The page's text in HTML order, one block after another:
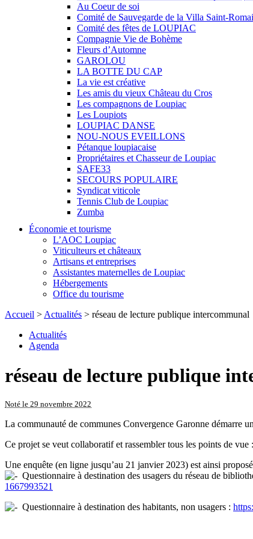
Au Coeur de soi
Comité de Sauvegarde de la Villa Saint-
Comité des fêtes de LOUPIAC
Compagnie Vie de Bohème
Fleurs d’Automne
GAROLOU
LA BOTTE DU CAP
La vie est créative
Les amis du vieux Château du Cros
Les compagnons de Loupiac
Les Loupiots
LOUPIAC DANSE
NOU-NOUS EVEILLONS
Pétanque loupiacaise
Propriétaires et Chasseur de Loupiac
SAFE33
SECOURS POPULAIRE
Syndicat viticole
Tennis Club de Loupiac
Zumba
Économie et tourisme
L’AOC Loupiac
Viticulteurs et châteaux
Artisans et entreprises
Assistantes maternelles de Loupiac
Hébergements
Office du tourisme
Accueil > Actualités > réseau de lecture publique intercommunal
Actualités
Agenda
réseau de lecture publique
Noté le 29 novembre 2022
La communauté de communes Convergence Garonne démarre
Ce projet se veut collaboratif et rassembler tous les points de
Une enquête (en ligne jusqu’au 21 janvier 2023) est ainsi
Questionnaire à destination des usagers du réseau de
1667993521
Questionnaire à destination des habitants, non usagers :